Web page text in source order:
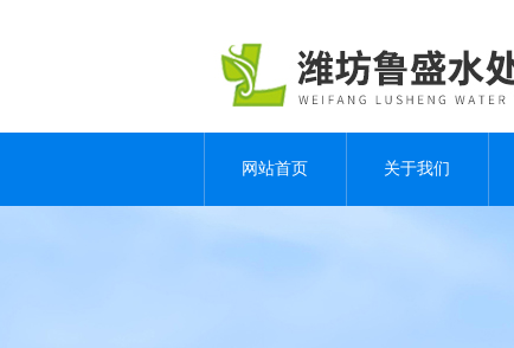
网站首页 关于我们